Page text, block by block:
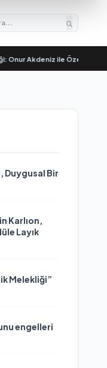
Akdeniz ile Özel Röportaj
Duygusal Bir
Karlıon,
Layık
Melekliği”
engelleri